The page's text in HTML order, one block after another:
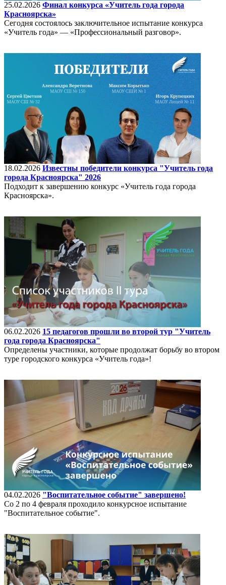
25.02.2026 Финал конкурса «Учитель года города
Красноярска»
Сегодня состоялось заключительное испытание конкурса
«Учитель года» — «Профессиональный разговор».
18.02.2026 Известны победители конкурса "Учитель года
города Красноярска" 2026
Подходит к завершению конкурс «Учитель года города
Красноярска».
06.02.2026 15 педагогов прошли во второй тур "Учитель
года города Красноярска"
Определены участники, которые продолжат борьбу во втором
туре городского конкурса «Учитель года»!
04.02.2026 "Воспитательное событие" завершено!
Со 2 по 4 февраля проходило конкурсное испытание
"Воспитательное событие".